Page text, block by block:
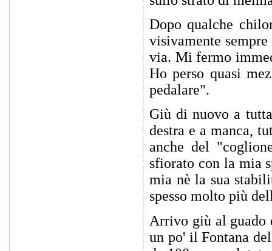
Dopo qualche
visivamente
via. Mi fermo
Ho perso quasi
pedalare".
Giù di nuovo a
destra e a manca,
anche del
sfiorato con la mia
mia nè la sua
spesso molto più
Arrivo giù al guado
un po' il Fontana